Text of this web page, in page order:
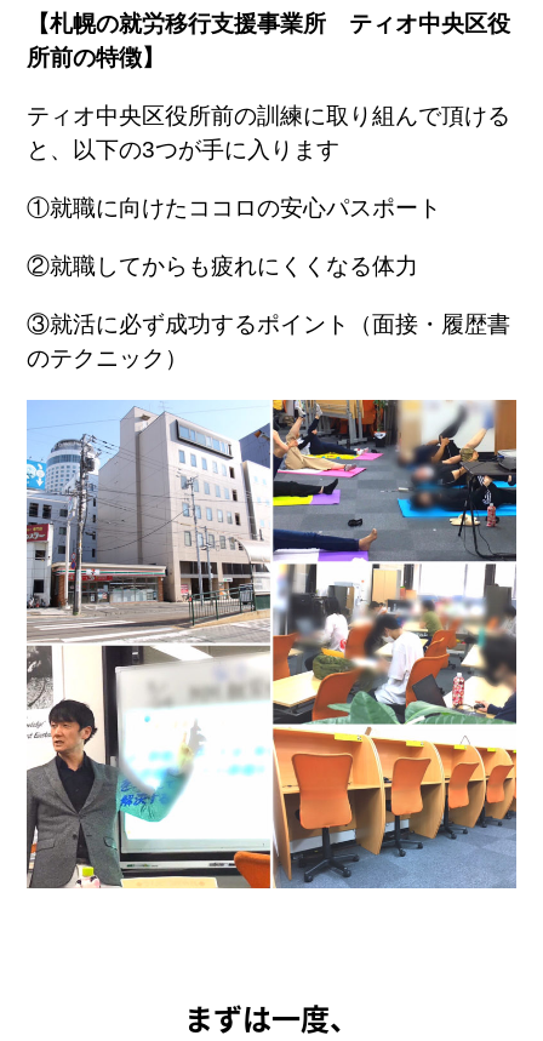
【札幌の就労移行支援事業所 ティオ中央区役
所前の特徴】
ティオ中央区役所前の訓練に取り組んで頂ける
と、以下の3つが手に入ります
①就職に向けたココロの安心パスポート
②就職してからも疲れにくくなる体力
③就活に必ず成功するポイント（面接・履歴書
のテクニック）
まずは一度、